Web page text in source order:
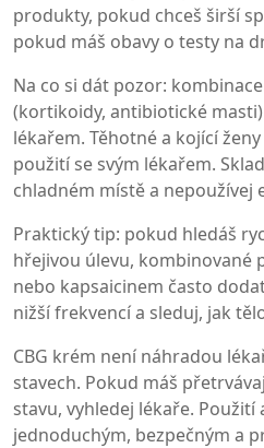
produkty, pokud chceš širší
pokud máš obavy o testy na
Na co si dát pozor:
(kortikoidy, antibiotické
lékařem. Těhotné a kojící
použití se svým lékařem.
chladném místě a nepoužívej
Praktický tip: pokud hledáš
hřejivou úlevu, kombinované
nebo kapsaicinem často
nižší frekvencí a sleduj, jak
CBG krém není náhradou
stavech. Pokud máš
stavu, vyhledej lékaře. Použití
jednoduchým, bezpečným a